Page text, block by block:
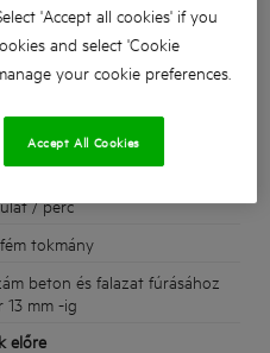
nélküli motor akár 110 Nm
biztosít
/ perc
tokmány
beton és falazat fúrásához
13 mm -ig
előre
'Accept all cookies' if you
and select 'Cookie
your cookie preferences.
Accept All Cookies